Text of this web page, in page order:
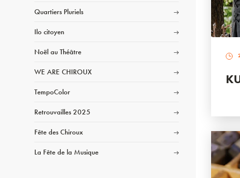
Quartiers Pluriels
Ilo citoyen
Noël au Théâtre
WE ARE CHIROUX
TempoColor
Retrouvailles 2025
Fête des Chiroux
La Fête de la Musique